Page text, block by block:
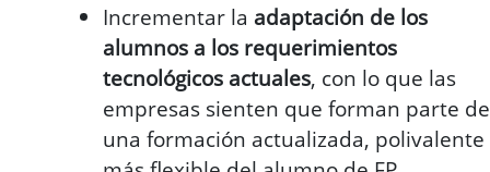
Incrementar la adaptación de los
alumnos a los requerimientos
tecnológicos actuales, con lo que las
empresas sienten que forman parte de
una formación actualizada, polivalente